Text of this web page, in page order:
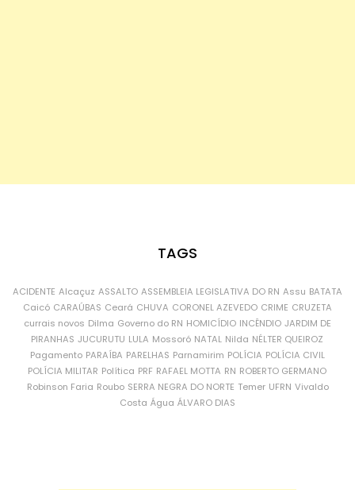
TAGS
ACIDENTE Alcaçuz ASSALTO ASSEMBLEIA LEGISLATIVA DO RN Assu BATATA
Caicó CARAÚBAS Ceará CHUVA CORONEL AZEVEDO CRIME CRUZETA
currais novos Dilma Governo do RN HOMICÍDIO INCÊNDIO JARDIM DE
PIRANHAS JUCURUTU LULA Mossoró NATAL Nilda NÉLTER QUEIROZ
Pagamento PARAÍBA PARELHAS Parnamirim POLÍCIA POLÍCIA CIVIL
POLÍCIA MILITAR Política PRF RAFAEL MOTTA RN ROBERTO GERMANO
Robinson Faria Roubo SERRA NEGRA DO NORTE Temer UFRN Vivaldo
Costa Água ÁLVARO DIAS